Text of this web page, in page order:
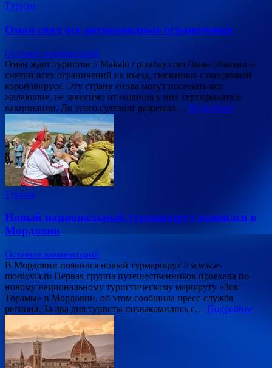
Туризм
Оман снял все антиковидные ограничения
Оставьте комментарий
Оман ждет туристов // Makalu / pixabay.com Оман объявил о
снятии всех ограничений на въезд, связанных с пандемией
коронавируса. Эту страну снова могут посещать все
желающие, не зависимо от наличия у них сертификата о
вакцинации. До этого султанат разрешал… Подробнее
Туризм
Новый национальный турмаршрут появился в
Мордовии
Оставьте комментарий
В Мордовии появился новый турмаршрут // www.e-
mordovia.ru Первая группа путешественников проехала по
новому национальному туристическому маршруту «Зов
Торамы» в Мордовии, об этом сообщила пресс-служба
региона. За два дня туристы познакомились с… Подробнее